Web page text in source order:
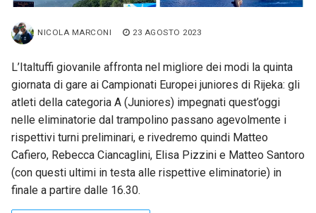
NICOLA MARCONI 23 AGOSTO 2023
L’Italtuffi giovanile affronta nel migliore dei modi la quinta
giornata di gare ai Campionati Europei juniores di Rijeka: gli
atleti della categoria A (Juniores) impegnati quest’oggi
nelle eliminatorie dal trampolino passano agevolmente i
rispettivi turni preliminari, e rivedremo quindi Matteo
Cafiero, Rebecca Ciancaglini, Elisa Pizzini e Matteo Santoro
(con questi ultimi in testa alle rispettive eliminatorie) in
finale a partire dalle 16.30.